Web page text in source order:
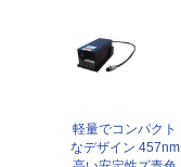
軽量でコンパクト
なデザイン 457nm